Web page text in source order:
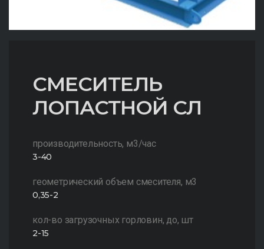
СМЕСИТЕЛЬ
ЛОПАСТНОЙ СЛ
производительность, м3/час
3-40
геометрический объем смесителя, м3
0,35-2
кол-во загрузочных горловин, до, шт
2-15